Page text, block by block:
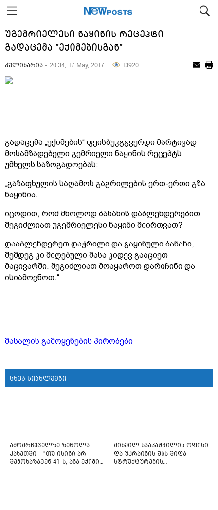
უგემრიელესი ნაყინის რეცეპტი
გადაცემა "ექიმებისგან"
კულინარია - 20:34, 17 May, 2017 13920
გადაცემა „ექიმების“ ფეისბუკგგვერდი მარტივად
მოსამზადებელი გემრიელი ნაყინის რეცეპტს
უმხელს საზოგადოებას:
„გაზაფხულის საღამოს გაგრილების ერთ-ერთი გზა
ნაყინია.
იცოდით, რომ მხოლოდ ბანანის დაბლენდერებით
შეგიძლიათ უგემრიელესი ნაყინი მიირთვათ?
დააბლენდერეთ დაჭრილი და გაყინული ბანანი,
შემდეგ კი მიღებული მასა კიდევ გააციეთ
მაცივარში. შეგიძლიათ მოაყაროთ დარიჩინი და
ისიამოვნოთ.“
მასალის გამოყენების პირობები
სხვა სიახლეები
ამომრჩეველზე ზეწოლა
კახეთში - "თუ ისინი არ
შემოხაზავენ 41-ს, ანა ექიმის
მიხეილ სააკაშვილის ოფისი
და უკრაინის შსს შიდა
სტრუქტურების